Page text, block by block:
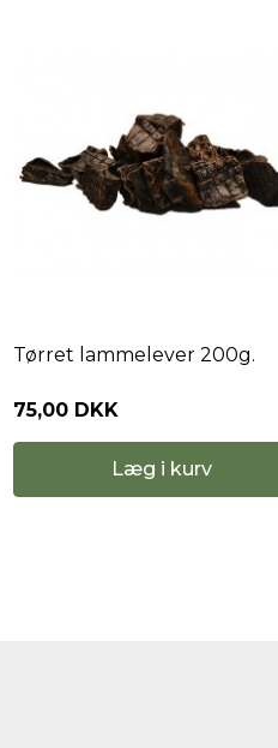
Tørret lammelever 200g.
75,00 DKK
Læg i kurv